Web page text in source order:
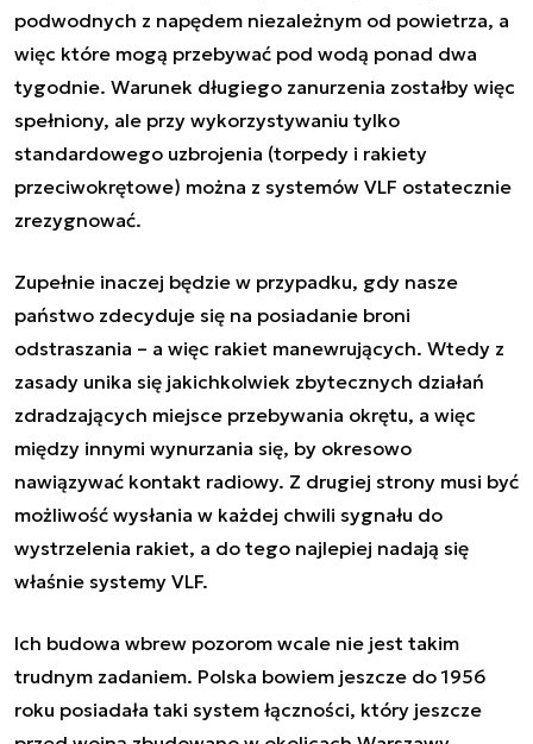
podwodnych z napędem niezależnym od powietrza, a
więc które mogą przebywać pod wodą ponad dwa
tygodnie. Warunek długiego zanurzenia zostałby więc
spełniony, ale przy wykorzystywaniu tylko
standardowego uzbrojenia (torpedy i rakiety
przeciwokrętowe) można z systemów VLF ostatecznie
zrezygnować.
Zupełnie inaczej będzie w przypadku, gdy nasze
państwo zdecyduje się na posiadanie broni
odstraszania – a więc rakiet manewrujących. Wtedy z
zasady unika się jakichkolwiek zbytecznych działań
zdradzających miejsce przebywania okrętu, a więc
między innymi wynurzania się, by okresowo
nawiązywać kontakt radiowy. Z drugiej strony musi być
możliwość wysłania w każdej chwili sygnału do
wystrzelenia rakiet, a do tego najlepiej nadają się
właśnie systemy VLF.
Ich budowa wbrew pozorom wcale nie jest takim
trudnym zadaniem. Polska bowiem jeszcze do 1956
roku posiadała taki system łączności, który jeszcze